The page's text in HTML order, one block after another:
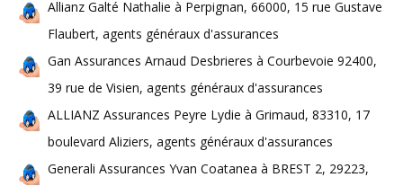
Allianz Galté Nathalie à Perpignan, 66000, 15 rue Gustave
Flaubert, agents généraux d'assurances
Gan Assurances Arnaud Desbrieres à Courbevoie 92400,
39 rue de Visien, agents généraux d'assurances
ALLIANZ Assurances Peyre Lydie à Grimaud, 83310, 17
boulevard Aliziers, agents généraux d'assurances
Generali Assurances Yvan Coatanea à BREST 2, 29223,